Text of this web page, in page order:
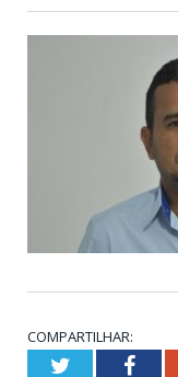
COMPARTILHAR:
Twitter